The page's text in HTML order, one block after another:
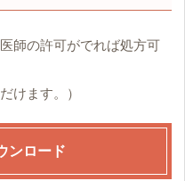
師の許可がでれば処方可
けます。）
ンロード